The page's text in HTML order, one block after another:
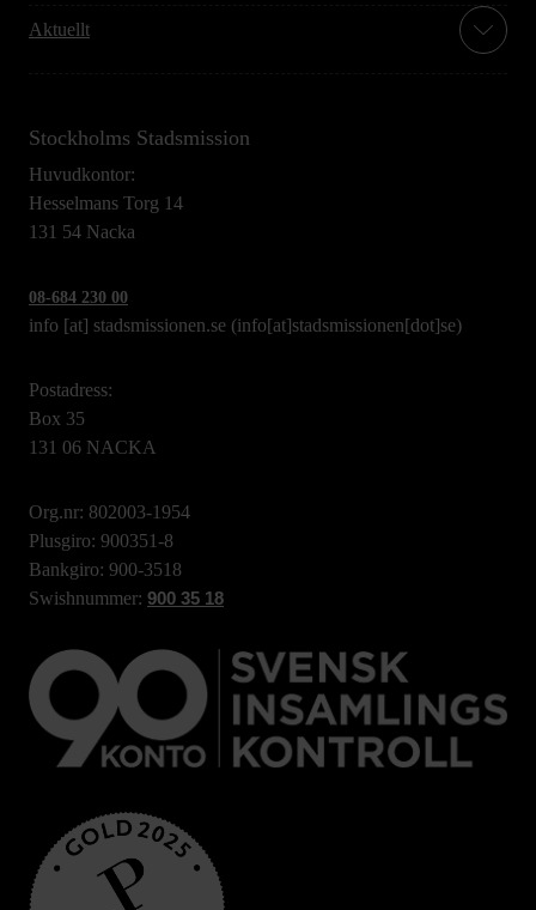
Aktuellt
Stockholms Stadsmission
Huvudkontor:
Hesselmans Torg 14
131 54 Nacka
08-684 230 00
info [at] stadsmissionen.se (info[at]stadsmissionen[dot]se)
Postadress:
Box 35
131 06 NACKA
Org.nr: 802003-1954
Plusgiro: 900351-8
Bankgiro: 900-3518
Swishnummer: 900 35 18